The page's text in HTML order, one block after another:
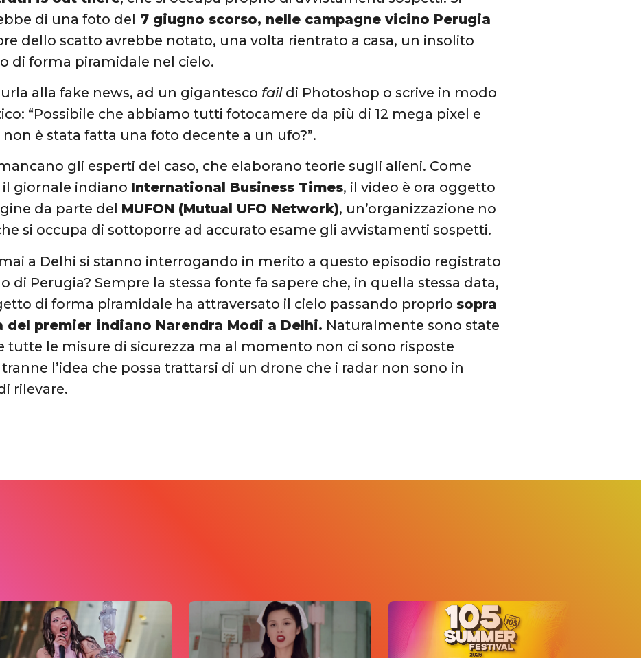
di una foto del 7 giugno scorso, nelle campagne vicino Perugia
dello scatto avrebbe notato, una volta rientrato a casa, un insolito
di forma piramidale nel cielo.
urla alla fake news, ad un gigantesco faildi Photoshop o scrive in modo
“Possibile che abbiamo tutti fotocamere da più di 12 mega pixel e
non è stata fatta una foto decente a un ufo?”.
gli esperti del caso, che elaborano teorie sugli alieni. Come
giornale indiano International Business Times, il video è ora oggetto
da parte del MUFON (Mutual UFO Network), un’organizzazione no
si occupa di sottoporre ad accurato esame gli avvistamenti sospetti.
a Delhi si stanno interrogando in merito a questo episodio registrato
di Perugia? Sempre la stessa fonte fa sapere che, in quella stessa data,
di forma piramidale ha attraversato il cielo passando proprio sopra
del premier indiano Narendra Modi a Delhi. Naturalmente sono state
tutte le misure di sicurezza ma al momento non ci sono risposte
l’idea che possa trattarsi di un drone che i radar non sono in
rilevare.